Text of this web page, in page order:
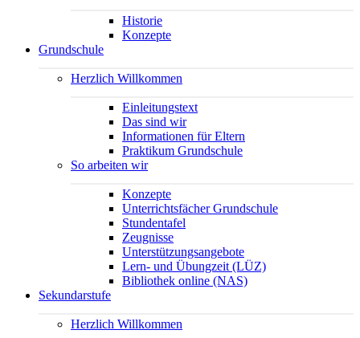
Historie
Konzepte
Grundschule
Herzlich Willkommen
Einleitungstext
Das sind wir
Informationen für Eltern
Praktikum Grundschule
So arbeiten wir
Konzepte
Unterrichtsfächer Grundschule
Stundentafel
Zeugnisse
Unterstützungsangebote
Lern- und Übungzeit (LÜZ)
Bibliothek online (NAS)
Sekundarstufe
Herzlich Willkommen